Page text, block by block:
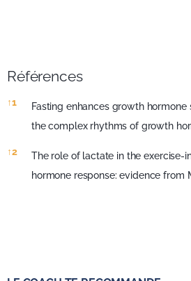
Références
Références
↑1
Fasting enhances growth
the complex rhythms of growth
↑2
The role of lactate in the exercise-
hormone response: evidence from